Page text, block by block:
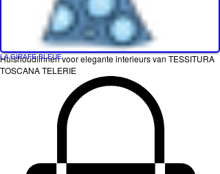
LA GIRAFE BLEUE
Huishoudlinnen voor elegante interieurs van TESSITURA
TOSCANA TELERIE